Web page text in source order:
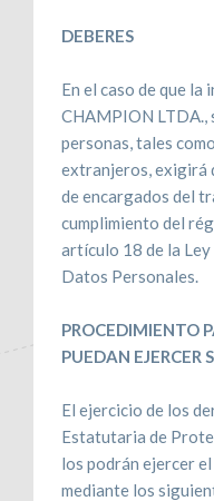
DEBERES
En el caso de que
CHAMPION LTDA.,
personas, tales
extranjeros, exigirá
de encargados del
cumplimiento del
artículo 18 de la
Datos Personales.
PROCEDIMIENTO
PUEDAN EJERCER
El ejercicio de los
Estatutaria de
los podrán ejercer
mediante los